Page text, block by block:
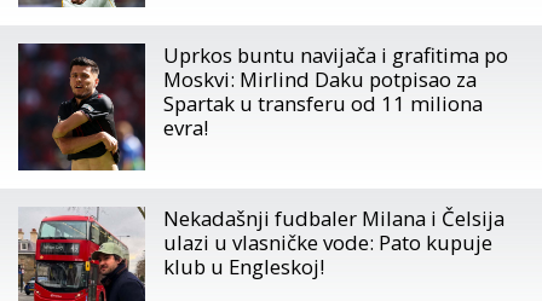
Uprkos buntu navijača i grafitima po
Moskvi: Mirlind Daku potpisao za
Spartak u transferu od 11 miliona
evra!
Nekadašnji fudbaler Milana i Čelsija
ulazi u vlasničke vode: Pato kupuje
klub u Engleskoj!